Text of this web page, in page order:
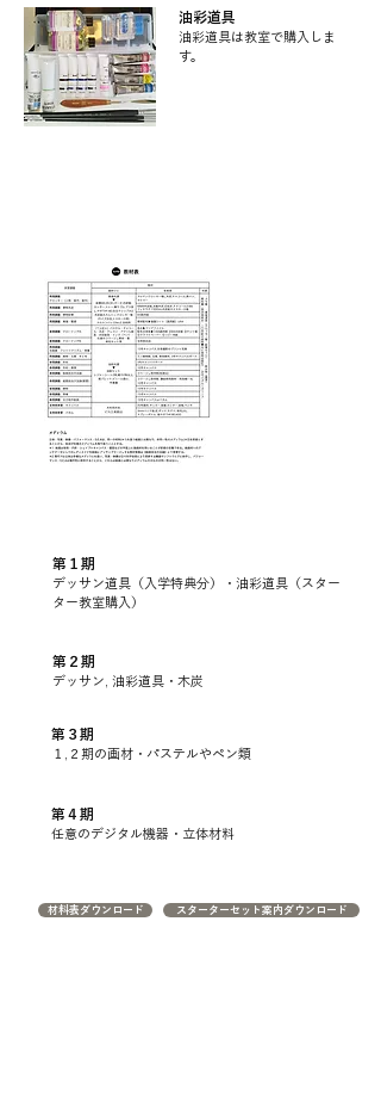
油彩道具
​油彩道具は教室で購入しま
す。
第１期
​デッサン道具（入学特典分）・油彩道具（スター
ター教室購入）
第２期
​デッサン, 油彩道具・木炭
第３期
​１,２期の画材・パステルやペン類
第４期
​任意のデジタル機器・立体材料
材料表ダウンロード スターターセット案内ダウンロード